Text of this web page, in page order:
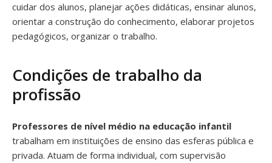
cuidar dos alunos, planejar ações didáticas, ensinar alunos,
orientar a construção do conhecimento, elaborar projetos
pedagógicos, organizar o trabalho.
Condições de trabalho da
profissão
Professores de nível médio na educação infantil
trabalham em instituições de ensino das esferas pública e
privada. Atuam de forma individual, com supervisão